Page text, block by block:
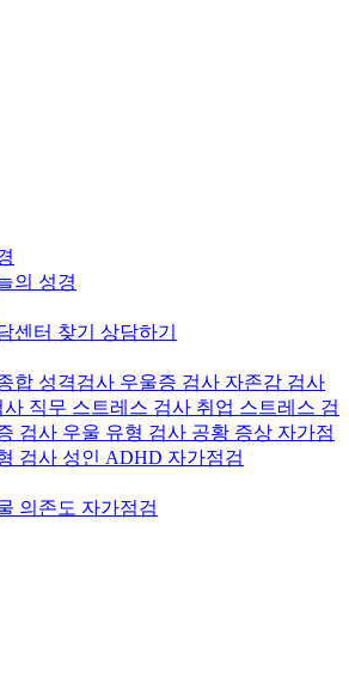
의 성경
센터 찾기 상담하기
합 성격검사 우울증 검사 자존감 검사
사 직무 스트레스 검사 취업 스트레스 검
검사 우울 유형 검사 공황 증상 자가점
검사 성인 ADHD 자가점검
의존도 자가점검